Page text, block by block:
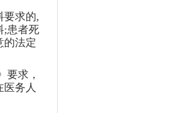
要求的,
;患者死
的法定
要求，
务人